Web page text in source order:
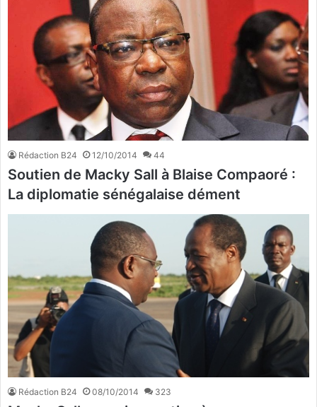
Rédaction B24 12/10/2014 44
Soutien de Macky Sall à Blaise Compaoré :
La diplomatie sénégalaise dément
Rédaction B24 08/10/2014 323